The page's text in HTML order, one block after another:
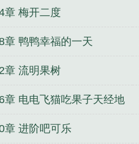
章 梅开二度
章 鸭鸭幸福的一天
章 流明果树
章 电电飞猫吃果子天经地
章 进阶吧可乐